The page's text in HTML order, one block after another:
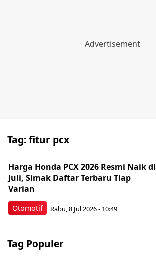
Tag:fitur pcx
Otomotif
Harga Honda PCX 2026 Resmi Naik di
Juli, Simak Daftar Terbaru Tiap
Varian
Rabu, 8 Jul 2026 - 10:49
Tag Populer